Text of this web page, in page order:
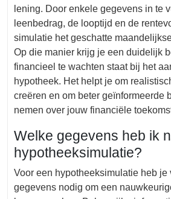
lening. Door enkele gegevens in te
leenbedrag, de looptijd en de
simulatie het geschatte
Op die manier krijg je een duidelijk
financieel te wachten staat bij het
hypotheek. Het helpt je om
creëren en om beter geïnformeerde
nemen over jouw financiële
Welke gegevens heb ik
hypotheeksimulatie?
Voor een hypotheeksimulatie heb je
gegevens nodig om een